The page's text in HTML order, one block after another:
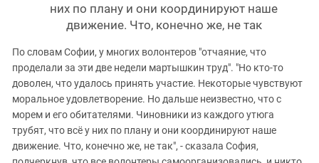
них по плану и они координируют наше
движение. Что, конечно же, не так
По словам Софии, у многих волонтеров "отчаяние, что
проделали за эти две недели мартышкин труд". "Но кто-то
доволен, что удалось принять участие. Некоторые чувствуют
моральное удовлетворение. Но дальше неизвестно, что с
морем и его обитателями. Чиновники из каждого утюга
трубят, что всё у них по плану и они координируют наше
движение. Что, конечно же, не так", - сказала София,